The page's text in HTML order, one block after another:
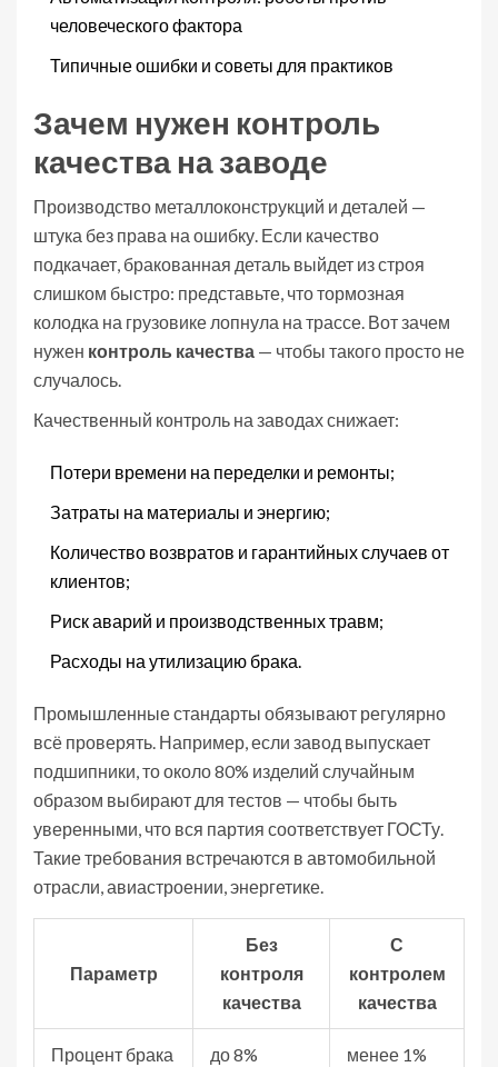
человеческого фактора
Типичные ошибки и советы для практиков
Зачем нужен контроль
качества на заводе
Производство металлоконструкций и деталей —
штука без права на ошибку. Если качество
подкачает, бракованная деталь выйдет из строя
слишком быстро: представьте, что тормозная
колодка на грузовике лопнула на трассе. Вот зачем
нужен контроль качества — чтобы такого просто не
случалось.
Качественный контроль на заводах снижает:
Потери времени на переделки и ремонты;
Затраты на материалы и энергию;
Количество возвратов и гарантийных случаев от
клиентов;
Риск аварий и производственных травм;
Расходы на утилизацию брака.
Промышленные стандарты обязывают регулярно
всё проверять. Например, если завод выпускает
подшипники, то около 80% изделий случайным
образом выбирают для тестов — чтобы быть
уверенными, что вся партия соответствует ГОСТу.
Такие требования встречаются в автомобильной
отрасли, авиастроении, энергетике.
Параметр
Без
контроля
качества
С
контролем
качества
Процент брака до 8% менее 1%